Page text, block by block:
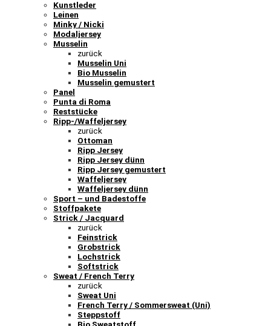
Kunstleder
Leinen
Minky / Nicki
Modaljersey
Musselin
zurück
Musselin Uni
Bio Musselin
Musselin gemustert
Panel
Punta di Roma
Reststücke
Ripp-/Waffeljersey
zurück
Ottoman
Ripp Jersey
Ripp Jersey dünn
Ripp Jersey gemustert
Waffeljersey
Waffeljersey dünn
Sport – und Badestoffe
Stoffpakete
Strick / Jacquard
zurück
Feinstrick
Grobstrick
Lochstrick
Softstrick
Sweat / French Terry
zurück
Sweat Uni
French Terry / Sommersweat (Uni)
Steppstoff
Bio Sweatstoff